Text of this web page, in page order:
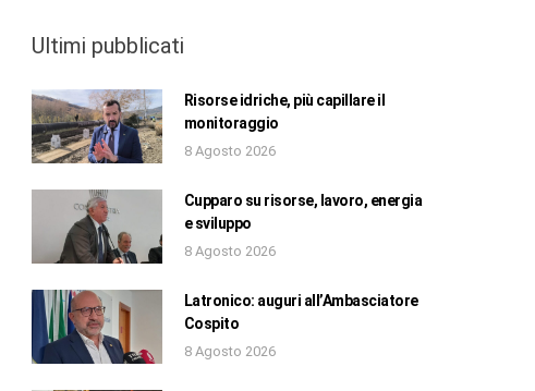
Ultimi pubblicati
Risorse idriche, più capillare il
monitoraggio
8 Agosto 2026
Cupparo su risorse, lavoro, energia
e sviluppo
8 Agosto 2026
Latronico: auguri all’Ambasciatore
Cospito
8 Agosto 2026